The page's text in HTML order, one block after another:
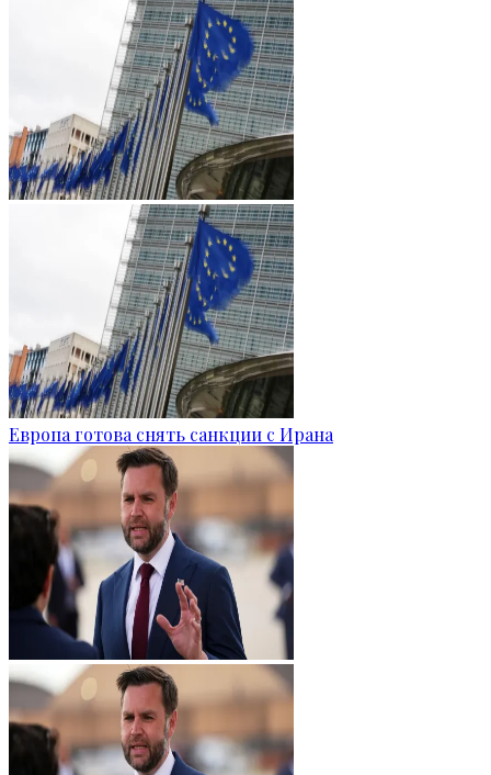
Европа готова снять санкции с Ирана